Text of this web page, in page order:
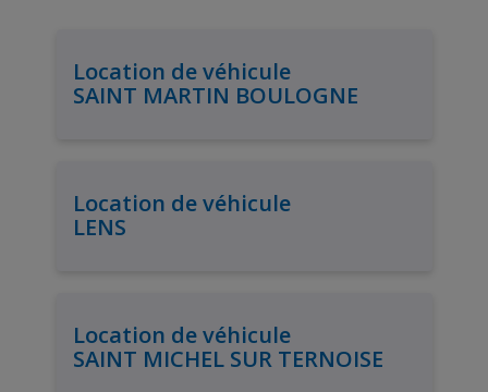
Location de véhicule
SAINT MARTIN BOULOGNE
Location de véhicule
LENS
Location de véhicule
SAINT MICHEL SUR TERNOISE